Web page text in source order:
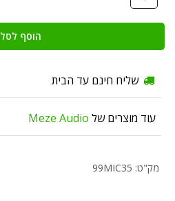
הוסף לסל
שליח חינם עד הבית
עוד מוצרים של Meze Audio
מק"ט: 99MIC35